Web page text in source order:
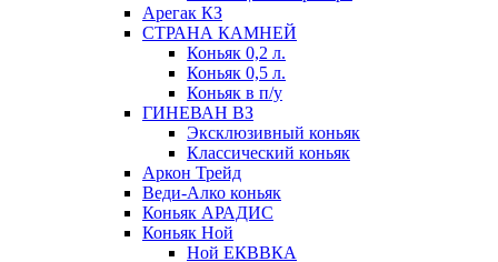
Арегак КЗ
СТРАНА КАМНЕЙ
Коньяк 0,2 л.
Коньяк 0,5 л.
Коньяк в п/у
ГИНЕВАН ВЗ
Эксклюзивный коньяк
Классический коньяк
Аркон Трейд
Веди-Алко коньяк
Коньяк АРАДИС
Коньяк Ной
Ной ЕКВВКА